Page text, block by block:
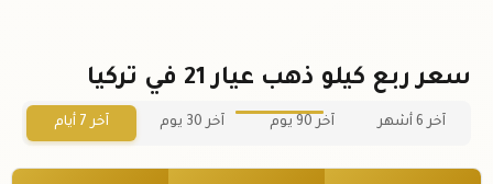
سعر ربع كيلو ذهب عيار 21 في تركيا
آخر 6 أشهر آخر 90 يوم آخر 30 يوم آخر 7 أيام